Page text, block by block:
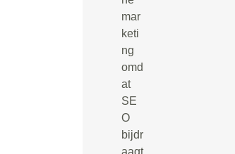
mar
keti
ng
omd
at
SE
O
bijdr
aagt